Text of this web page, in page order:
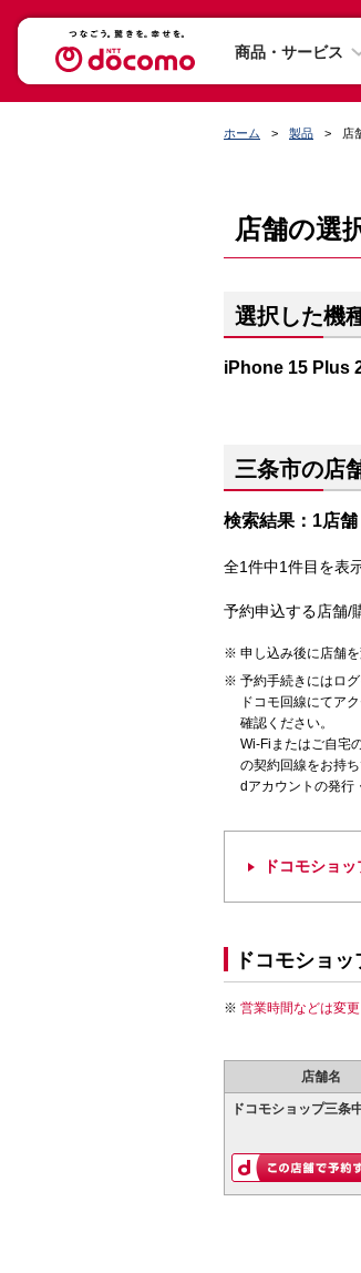
商品・サービス
ホーム 製品 店
店舗の選
選択した機
iPhone 15 Plus
三条市の店
検索結果：1店舗
全1件中1件目を表
予約申込する店舗/
申し込み後に店舗
予約手続きにはログ
ドコモ回線にてア
確認ください。
Wi-Fiまたはご自宅
の契約回線をお持
dアカウントの発行
ドコモショ
ドコモショッ
営業時間などは変
店舗名
ドコモショップ三条